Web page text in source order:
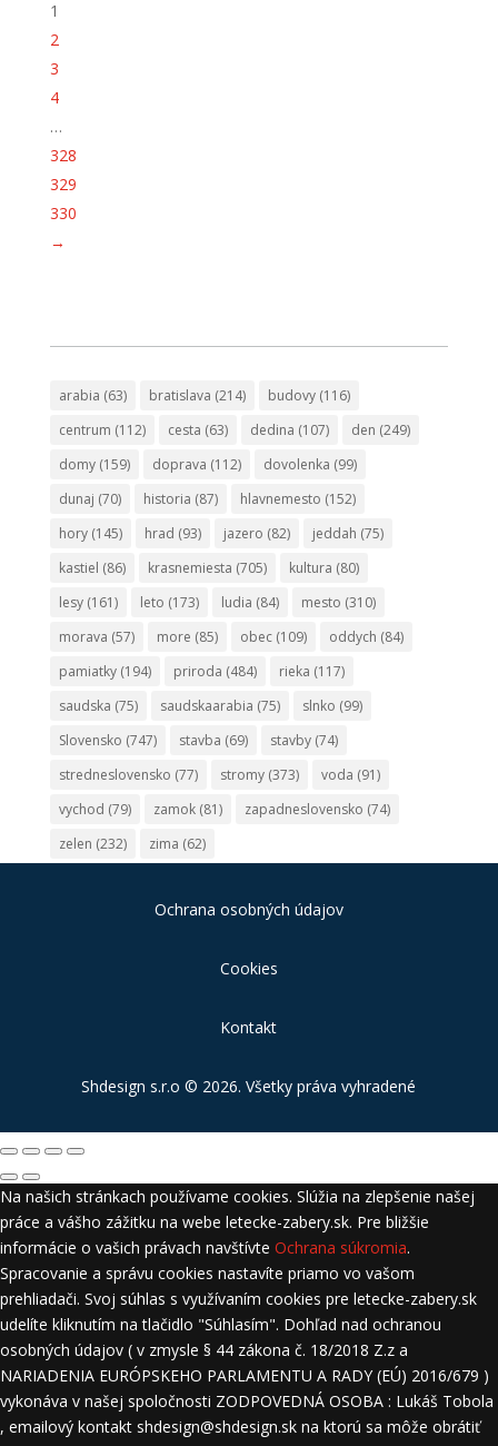
1
2
3
4
…
328
329
330
→
arabia (63) bratislava (214) budovy(116)
centrum (112) cesta (63) dedina (107) den (249)
domy(159) doprava (112) dovolenka (99)
dunaj (70) historia (87) hlavnemesto (152)
hory(145) hrad (93) jazero (82) jeddah (75)
kastiel (86) krasnemiesta (705) kultura (80)
lesy(161) leto (173) ludia (84) mesto (310)
morava (57) more (85) obec(109) oddych (84)
pamiatky(194) priroda (484) rieka (117)
saudska (75) saudskaarabia (75) slnko (99)
Slovensko (747) stavba (69) stavby(74)
stredneslovensko (77) stromy(373) voda (91)
vychod (79) zamok(81) zapadneslovensko (74)
zelen (232) zima (62)
Ochrana osobných údajov
Cookies
Kontakt
Shdesign s.r.o © 2026. Všetky práva vyhradené
Na našich stránkach používame cookies. Slúžia na zlepšenie našej
práce a vášho zážitku na webe letecke-zabery.sk. Pre bližšie
informácie o vašich právach navštívte Ochrana súkromia.
Spracovanie a správu cookies nastavíte priamo vo vašom
prehliadači. Svoj súhlas s využívaním cookies pre letecke-zabery.sk
udelíte kliknutím na tlačidlo "Súhlasím". Dohľad nad ochranou
osobných údajov ( v zmysle § 44 zákona č. 18/2018 Z.z a
NARIADENIA EURÓPSKEHO PARLAMENTU A RADY (EÚ) 2016/679 )
vykonáva v našej spoločnosti ZODPOVEDNÁ OSOBA : Lukáš Tobola
, emailový kontakt shdesign@shdesign.sk na ktorú sa môže obrátiť